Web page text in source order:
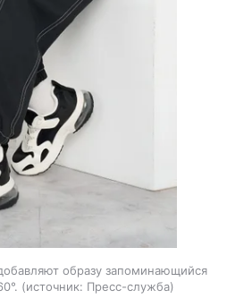
образу запоминающийся
источник: Пресс-служба